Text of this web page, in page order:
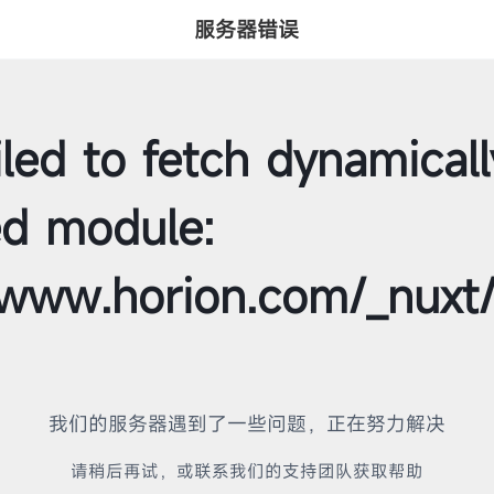
服务器错误
to fetch
module:
我们的服务器遇到了一些问题，正在努力解决
请稍后再试，或联系我们的支持团队获取帮助